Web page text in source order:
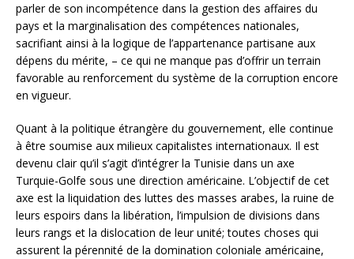
parler de son incompétence dans la gestion des affaires du
pays et la marginalisation des compétences nationales,
sacrifiant ainsi à la logique de l’appartenance partisane aux
dépens du mérite, – ce qui ne manque pas d’offrir un terrain
favorable au renforcement du système de la corruption encore
en vigueur.
Quant à la politique étrangère du gouvernement, elle continue
à être soumise aux milieux capitalistes internationaux. Il est
devenu clair qu’il s’agit d’intégrer la Tunisie dans un axe
Turquie-Golfe sous une direction américaine. L’objectif de cet
axe est la liquidation des luttes des masses arabes, la ruine de
leurs espoirs dans la libération, l’impulsion de divisions dans
leurs rangs et la dislocation de leur unité; toutes choses qui
assurent la pérennité de la domination coloniale américaine,